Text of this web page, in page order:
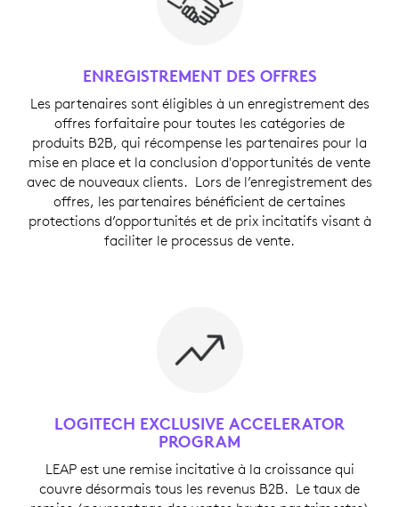
ENREGISTREMENT DES OFFRES
Les partenaires sont éligibles à un enregistrement des
offres forfaitaire pour toutes les catégories de
produits B2B, qui récompense les partenaires pour la
mise en place et la conclusion d'opportunités de vente
avec de nouveaux clients. Lors de l’enregistrement des
offres, les partenaires bénéficient de certaines
protections d’opportunités et de prix incitatifs visant à
faciliter le processus de vente.
LOGITECH EXCLUSIVE ACCELERATOR
PROGRAM
LEAP est une remise incitative à la croissance qui
couvre désormais tous les revenus B2B. Le taux de